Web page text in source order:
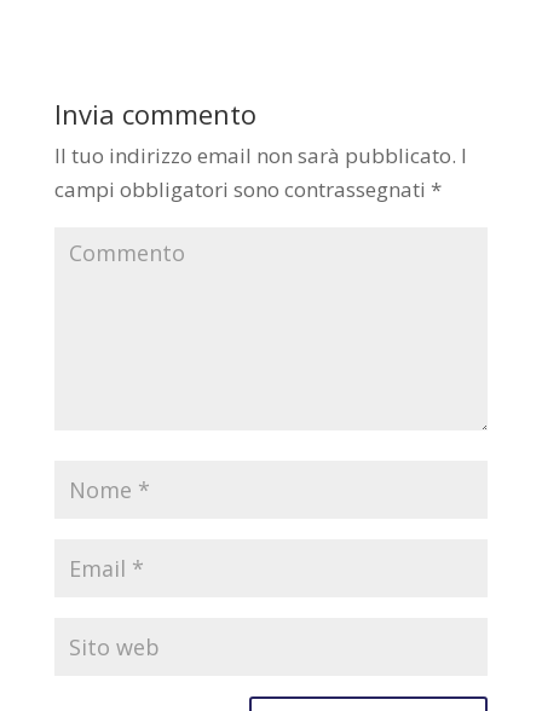
Invia commento
Il tuo indirizzo email non sarà pubblicato. I
campi obbligatori sono contrassegnati *